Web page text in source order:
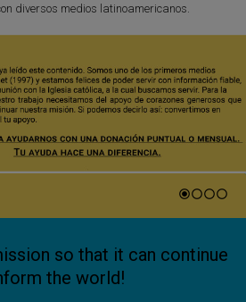
diversos medios latinoamericanos.